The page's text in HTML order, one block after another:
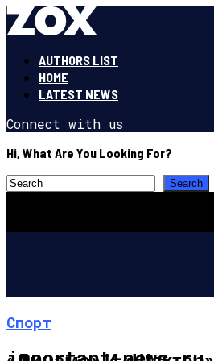
AUTHORS LIST
HOME
LATEST NEWS
Connect with us
Hi, What Are You Looking For?
Спорт